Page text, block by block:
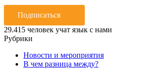
Подписаться
29.415 человек учат язык с нами
Рубрики
Новости и мероприятия
В чем разница между?